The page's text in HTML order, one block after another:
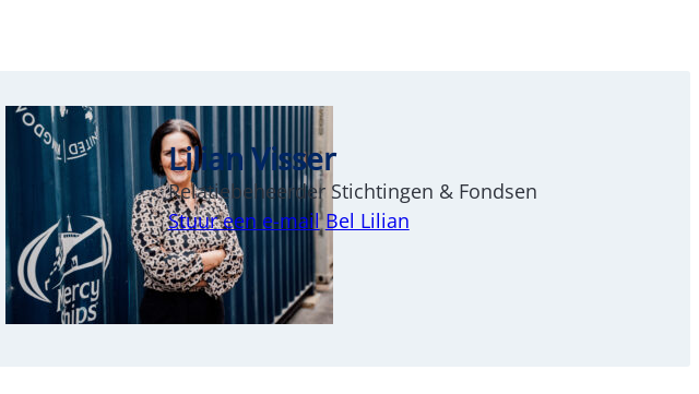
Lilian Visser
Relatiebeheerder Stichtingen & Fondsen
Stuur een e-mail Bel Lilian